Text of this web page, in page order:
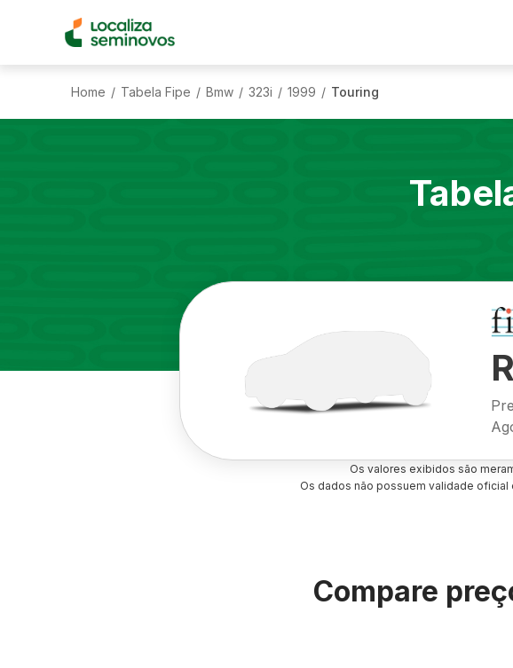
Home / Tabela Fipe / Bmw / 323i / 1999 / Touring
Os valores exibidos são
Os dados não possuem validade
Compare